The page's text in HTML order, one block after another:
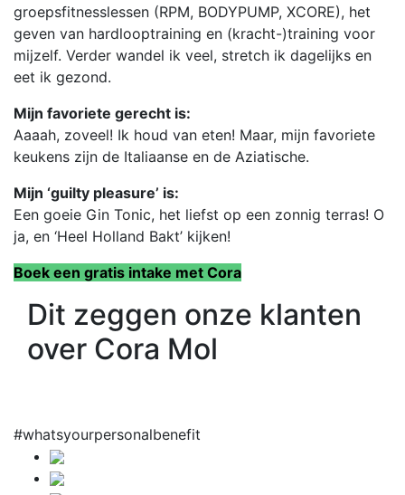
groepsfitnesslessen (RPM, BODYPUMP, XCORE), het
geven van hardlooptraining en (kracht-)training voor
mijzelf. Verder wandel ik veel, stretch ik dagelijks en
eet ik gezond.
Mijn favoriete gerecht is:
Aaaah, zoveel! Ik houd van eten! Maar, mijn favoriete
keukens zijn de Italiaanse en de Aziatische.
Mijn ‘guilty pleasure’ is:
Een goeie Gin Tonic, het liefst op een zonnig terras! O
ja, en ‘Heel Holland Bakt’ kijken!
Boek een gratis intake met Cora
Dit zeggen onze klanten
over Cora Mol
#whatsyourpersonalbenefit